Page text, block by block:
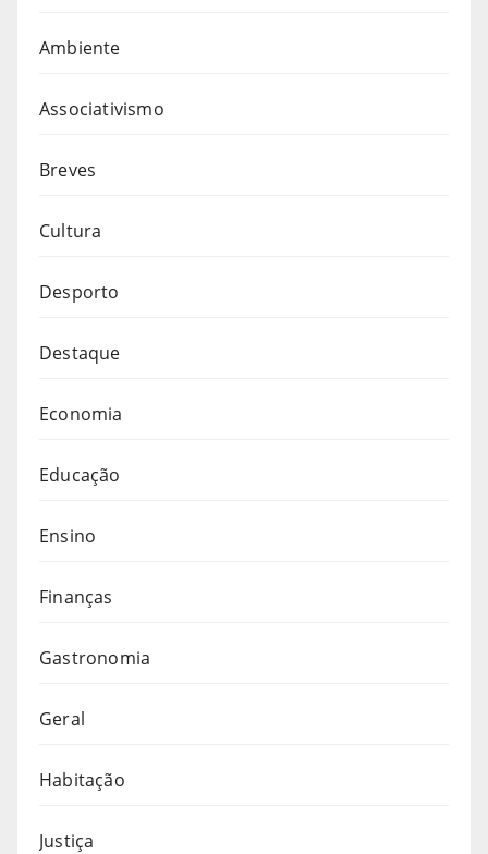
Ambiente
Associativismo
Breves
Cultura
Desporto
Destaque
Economia
Educação
Ensino
Finanças
Gastronomia
Geral
Habitação
Justiça